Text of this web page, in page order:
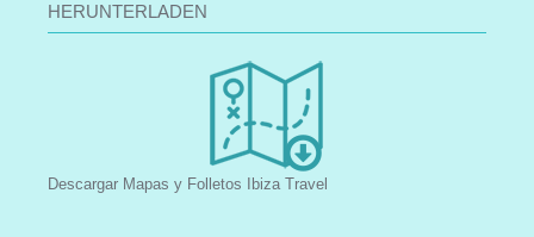
HERUNTERLADEN
Descargar Mapas y Folletos Ibiza Travel